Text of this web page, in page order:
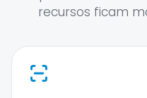
recursos ficam